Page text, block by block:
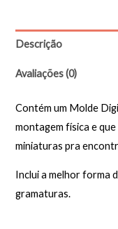
Descrição
Avaliações (0)
Contém um Molde
montagem física e
miniaturas pra
Inclui a melhor forma
gramaturas.